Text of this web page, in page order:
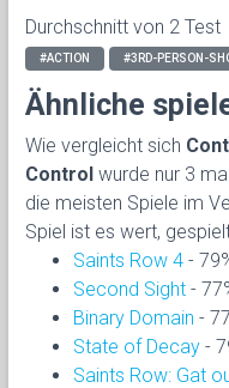
Durchschnitt von 2 Test
#ACTION #3RD-PERSON-
Ähnliche
Wie vergleicht sich
Control wurde nur 3
die meisten Spiele im
Spiel ist es wert,
Saints Row 4 -
Second Sight -
Binary Domain -
State of Decay -
Saints Row: Gat